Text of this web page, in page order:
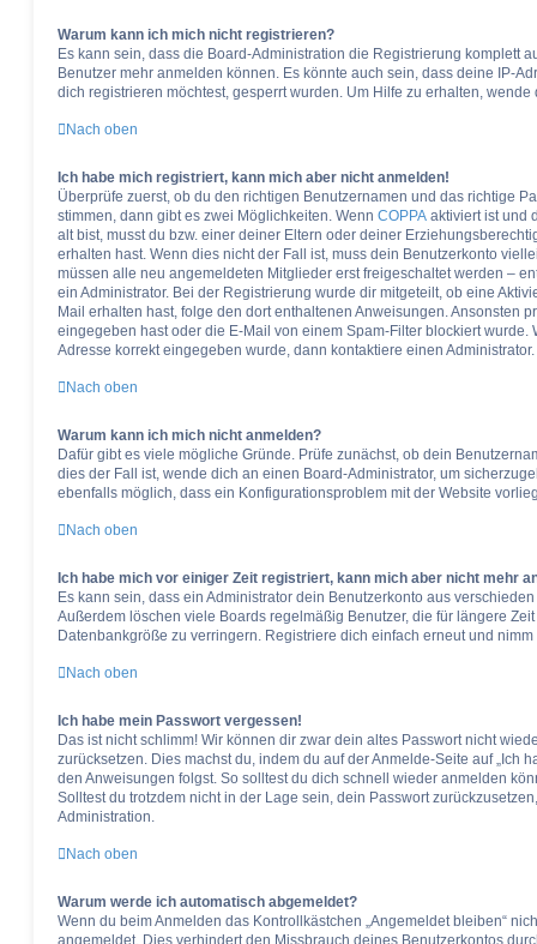
Warum kann ich mich nicht registrieren?
Es kann sein, dass die Board-Administration die Registrierung komplett
Benutzer mehr anmelden können. Es könnte auch sein, dass deine IP-
dich registrieren möchtest, gesperrt wurden. Um Hilfe zu erhalten,
Nach oben
Ich habe mich registriert, kann mich aber nicht anmelden!
Überprüfe zuerst, ob du den richtigen Benutzernamen und das richtige
stimmen, dann gibt es zwei Möglichkeiten. Wenn COPPA aktiviert ist und
alt bist, musst du bzw. einer deiner Eltern oder deiner
erhalten hast. Wenn dies nicht der Fall ist, muss dein Benutzerkonto
müssen alle neu angemeldeten Mitglieder erst freigeschaltet werden –
ein Administrator. Bei der Registrierung wurde dir mitgeteilt, ob eine
Mail erhalten hast, folge den dort enthaltenen Anweisungen. Ansonsten
eingegeben hast oder die E-Mail von einem Spam-Filter blockiert wurde.
Adresse korrekt eingegeben wurde, dann kontaktiere einen Administrator.
Nach oben
Warum kann ich mich nicht anmelden?
Dafür gibt es viele mögliche Gründe. Prüfe zunächst, ob dein
dies der Fall ist, wende dich an einen Board-Administrator, um
ebenfalls möglich, dass ein Konfigurationsproblem mit der Website
Nach oben
Ich habe mich vor einiger Zeit registriert, kann mich aber nicht mehr
Es kann sein, dass ein Administrator dein Benutzerkonto aus
Außerdem löschen viele Boards regelmäßig Benutzer, die für längere
Datenbankgröße zu verringern. Registriere dich einfach erneut und
Nach oben
Ich habe mein Passwort vergessen!
Das ist nicht schlimm! Wir können dir zwar dein altes Passwort nicht
zurücksetzen. Dies machst du, indem du auf der Anmelde-Seite auf „Ich
den Anweisungen folgst. So solltest du dich schnell wieder anmelden
Solltest du trotzdem nicht in der Lage sein, dein Passwort
Administration.
Nach oben
Warum werde ich automatisch abgemeldet?
Wenn du beim Anmelden das Kontrollkästchen „Angemeldet bleiben“
angemeldet. Dies verhindert den Missbrauch deines Benutzerkontos